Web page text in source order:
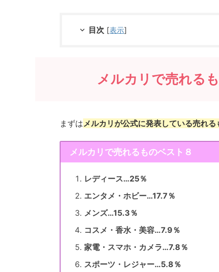
目次 [表示]
メルカリで売れる
まずはメルカリが公式に発表している売れ
メルカリで売れるものベスト８
レディース…25％
エンタメ・ホビー…17.7％
メンズ…15.3％
コスメ・香水・美容…7.9％
家電・スマホ・カメラ…7.8％
スポーツ・レジャー…5.8％